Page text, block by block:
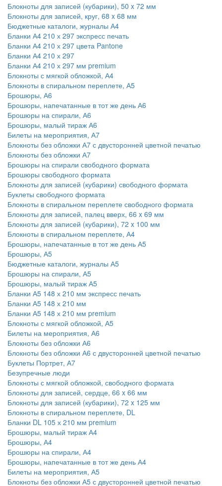
Блокноты для записей (кубарики), 50 x 72 мм
Блокноты для записей, круг, 68 x 68 мм
Бюджетные каталоги, журналы А4
Бланки А4 210 х 297 экспресс печать
Бланки А4 210 х 297 цвета Pantone
Бланки А4 210 х 297
Бланки А4 210 х 297 мм premium
Блокноты с мягкой обложкой, А4
Блокноты в спиральном переплете, А5
Брошюры, А6
Брошюры, напечатанные в тот же день А6
Брошюры на спирали, А6
Брошюры, малый тираж А6
Билеты на мероприятия, А7
Блокноты без обложки А7 с двусторонней цветной печатью
Блокноты без обложки А7
Брошюры на спирали свободного формата
Брошюры свободного формата
Блокноты для записей (кубарики) свободного формата
Буклеты свободного формата
Блокноты в спиральном переплете свободного формата
Блокноты для записей, палец вверх, 66 x 69 мм
Блокноты для записей (кубарики), 72 x 100 мм
Блокноты в спиральном переплете, А4
Брошюры, напечатанные в тот же день А5
Брошюры, А5
Бюджетные каталоги, журналы А5
Брошюры на спирали, А5
Брошюры, малый тираж А5
Бланки А5 148 х 210 мм экспресс печать
Бланки А5 148 х 210 мм
Бланки А5 148 х 210 мм premium
Блокноты с мягкой обложкой, А5
Билеты на мероприятия, А6
Блокноты без обложки А6
Блокноты без обложки А6 с двусторонней цветной печатью
Буклеты Портрет, А7
Безупречные люди
Блокноты с мягкой обложкой, свободного формата
Блокноты для записей, сердце, 66 x 66 мм
Блокноты для записей (кубарики), 72 x 125 мм
Блокноты в спиральном переплете, DL
Бланки DL 105 х 210 мм premium
Брошюры, малый тираж А4
Брошюры, А4
Брошюры на спирали, А4
Брошюры, напечатанные в тот же день А4
Билеты на мероприятия, А5
Блокноты без обложки А5 с двусторонней цветной печатью